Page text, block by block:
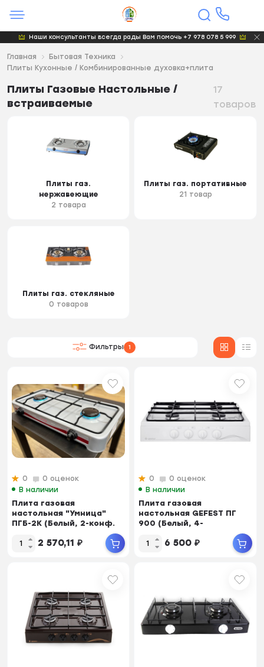
Наши консультанты всегда рады Вам помочь +7 978 078 5 999
Главная
Бытовая Техника
Плиты Кухонные / Комбинированные духовка+плита
Плиты Газовые Настольные /
встраиваемые
17
товаров
Плиты газ.
нержавеющие
2 товара
Плиты газ. портативные
21 товар
Плиты газ. стекляные
0 товаров
Фильтры 1
0
0 оценок
В наличии
Плита газовая
настольная "Умница"
ПГБ-2К (Белый, 2-конф.
2 570,11 ₽
0
0 оценок
В наличии
Плита газовая
настольная GEFEST ПГ
900 (Белый, 4-
эмалированная с...
6 500 ₽